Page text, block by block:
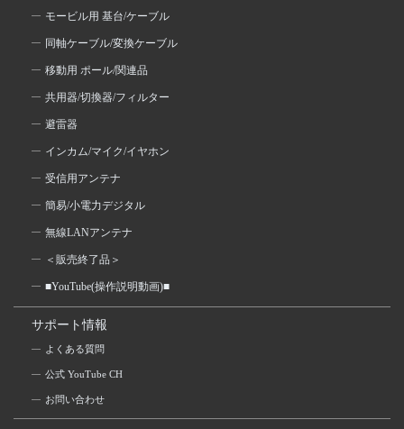
モービル用 基台/ケーブル
同軸ケーブル/変換ケーブル
移動用 ポール/関連品
共用器/切換器/フィルター
避雷器
インカム/マイク/イヤホン
受信用アンテナ
簡易/小電力デジタル
無線LANアンテナ
＜販売終了品＞
■YouTube(操作説明動画)■
サポート情報
よくある質問
公式 YouTube CH
お問い合わせ